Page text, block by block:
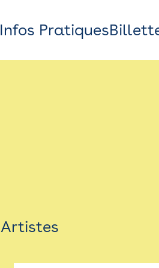
Infos Pratiques
1, av. du Chateau
Artistes